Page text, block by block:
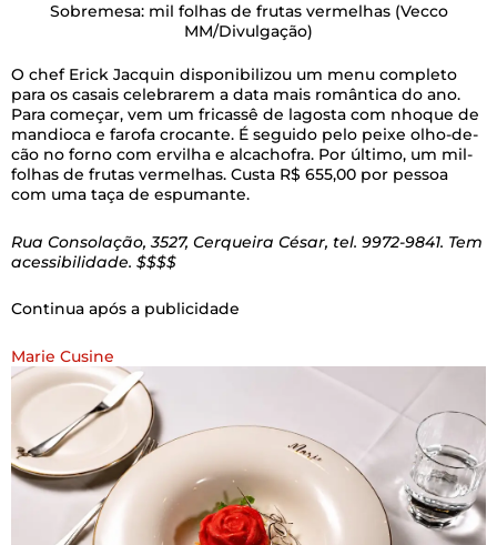
Sobremesa: mil folhas de frutas vermelhas (Vecco
MM/Divulgação)
O chef Erick Jacquin disponibilizou um menu completo
para os casais celebrarem a data mais romântica do ano.
Para começar, vem um fricassê de lagosta com nhoque de
mandioca e farofa crocante. É seguido pelo peixe olho-de-
cão no forno com ervilha e alcachofra. Por último, um mil-
folhas de frutas vermelhas. Custa R$ 655,00 por pessoa
com uma taça de espumante.
Rua Consolação, 3527, Cerqueira César, tel. 9972-9841. Tem
acessibilidade. $$$$
Continua após a publicidade
Marie Cusine